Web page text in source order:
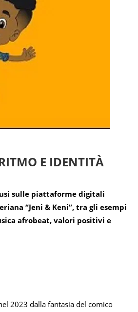
E IDENTITÀ
sulle piattaforme digitali
“Jeni & Keni”, tra gli esempi
afrobeat, valori positivi e
2023 dalla fantasia del comico